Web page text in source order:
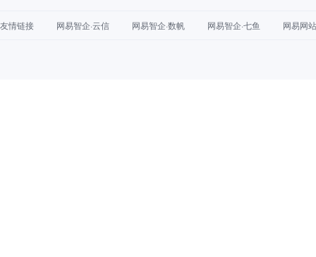
友情链接 网易智企·云信 网易智企·数帆 网易智企·七鱼 网易网